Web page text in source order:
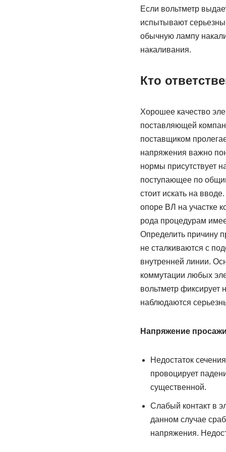
Если вольтметр
испытывают
обычную лампу
накаливания.
Кто
Хорошее качество
поставляющей
поставщиком
напряжения важно
нормы присутствует
поступающее по
стоит искать на
опоре ВЛ на участке
рода процедурам
Определить причину
не сталкиваются с
внутренней линии.
коммутации любых
вольтметр фиксирует
наблюдаются
Напряжение
Недостаток
провоцирует
существенной.
Слабый контакт в
данном случае
напряжения.